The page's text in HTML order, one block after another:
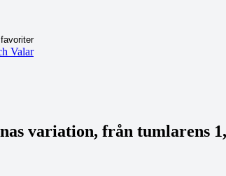
variation, från tumlarens